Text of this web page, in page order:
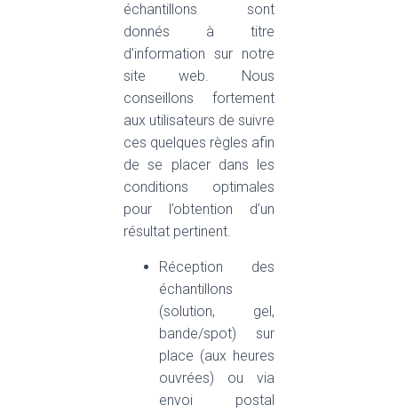
échantillons sont
donnés à titre
d’information sur notre
site web. Nous
conseillons fortement
aux utilisateurs de suivre
ces quelques règles afin
de se placer dans les
conditions optimales
pour l’obtention d’un
résultat pertinent.
Réception des
échantillons
(solution, gel,
bande/spot) sur
place (aux heures
ouvrées) ou via
envoi postal